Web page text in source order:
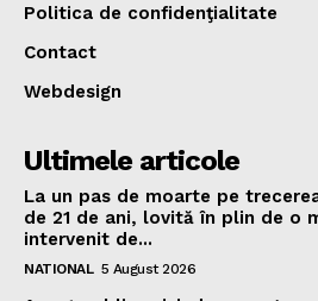
Politica de confidenţialitate
Contact
Webdesign
Ultimele articole
La un pas de moarte pe
de 21 de ani, lovită în plin de o
intervenit de...
NATIONAL 5 August 2026